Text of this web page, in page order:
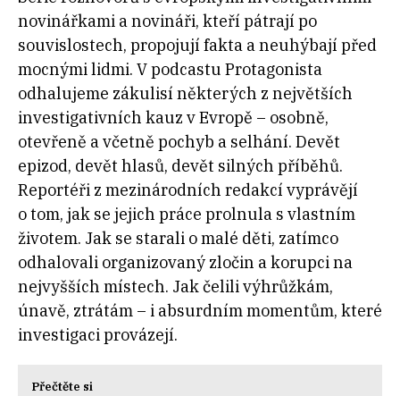
novinářkami a novináři, kteří pátrají po
souvislostech, propojují fakta a neuhýbají před
mocnými lidmi. V podcastu Protagonista
odhalujeme zákulisí některých z největších
investigativních kauz v Evropě – osobně,
otevřeně a včetně pochyb a selhání. Devět
epizod, devět hlasů, devět silných příběhů.
Reportéři z mezinárodních redakcí vyprávějí
o tom, jak se jejich práce prolnula s vlastním
životem. Jak se starali o malé děti, zatímco
odhalovali organizovaný zločin a korupci na
nejvyšších místech. Jak čelili výhrůžkám,
únavě, ztrátám – i absurdním momentům, které
investigaci provázejí.
Přečtěte si